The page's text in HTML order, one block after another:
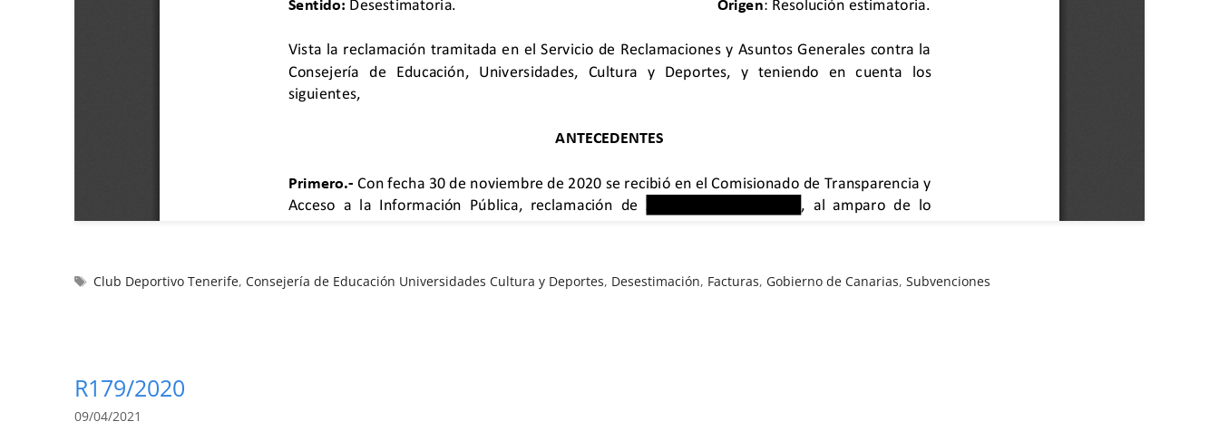
Club Deportivo Tenerife,Consejería de Educación Universidades Cultura y Deportes, Desestimación, Facturas, Gobierno de Canarias,Subvenciones
R179/2020
09/04/2021